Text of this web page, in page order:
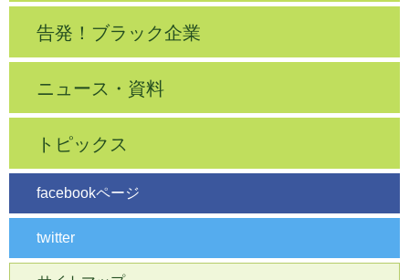
告発！ブラック企業
ニュース・資料
トピックス
facebookページ
twitter